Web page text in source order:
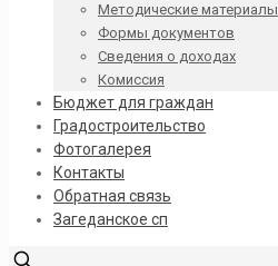
Методические материалы
Формы документов
Сведения о доходах
Комиссия
Бюджет для граждан
Градостроительство
Фотогалерея
Контакты
Обратная связь
Загеданское сп